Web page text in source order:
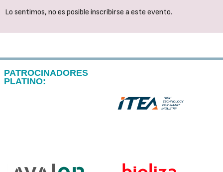
Lo sentimos, no es posible inscribirse a este evento.
PATROCINADORES
PLATINO: